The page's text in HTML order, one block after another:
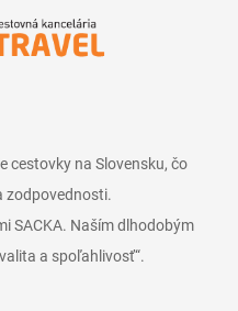
cestovky na Slovensku, čo
zodpovednosti.
SACKA. Naším dlhodobým
a spoľahlivosť“.